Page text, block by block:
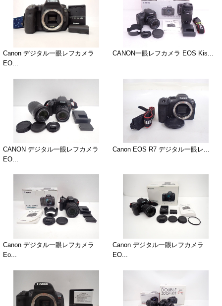
Canon デジタル一眼レフカメラ
EO...
CANON一眼レフカメラ EOS Kis...
CANON デジタル一眼レフカメラ
EO...
Canon EOS R7 デジタル一眼レ...
Canon デジタル一眼レフカメラ
Eo...
Canon デジタル一眼レフカメラ
EO...